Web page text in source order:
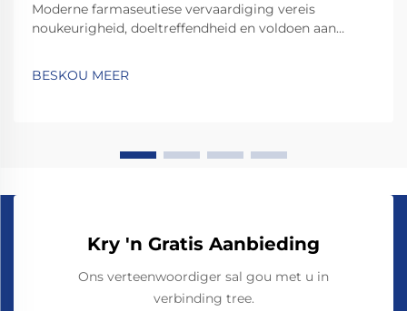
Moderne farmaseutiese vervaardiging vereis
noukeurigheid, doeltreffendheid en voldoen aan
BESKOU MEER
Kry 'n Gratis Aanbieding
Ons verteenwoordiger sal gou met u in
verbinding tree.